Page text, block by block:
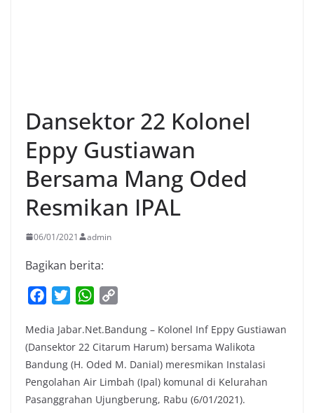
Dansektor 22 Kolonel
Eppy Gustiawan
Bersama Mang Oded
Resmikan IPAL
06/01/2021 admin
Bagikan berita:
c
e
b
o
o
i
t
t
e
r
W
a
t
s
A
p
p
y
L
i
n
Media Jabar.Net.Bandung – Kolonel Inf Eppy Gustiawan
(Dansektor 22 Citarum Harum) bersama Walikota
Bandung (H. Oded M. Danial) meresmikan Instalasi
Pengolahan Air Limbah (Ipal) komunal di Kelurahan
Pasanggrahan Ujungberung, Rabu (6/01/2021).